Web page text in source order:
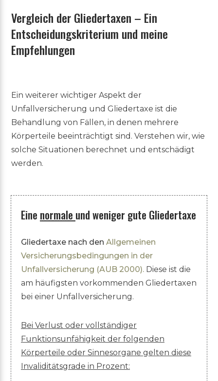
Vergleich der Gliedertaxen – Ein
Entscheidungskriterium und meine
Empfehlungen
Ein weiterer wichtiger Aspekt der
Unfallversicherung und Gliedertaxe ist die
Behandlung von Fällen, in denen mehrere
Körperteile beeinträchtigt sind. Verstehen wir, wie
solche Situationen berechnet und entschädigt
werden.
Eine normale und weniger gute Gliedertaxe
Gliedertaxe nach den Allgemeinen
Versicherungsbedingungen in der
Unfallversicherung (AUB 2000). Diese ist die
am häufigsten vorkommenden Gliedertaxen
bei einer Unfallversicherung.
Bei Verlust oder vollständiger
Funktionsunfähigkeit der folgenden
Körperteile oder Sinnesorgane gelten diese
Invaliditätsgrade in Prozent: